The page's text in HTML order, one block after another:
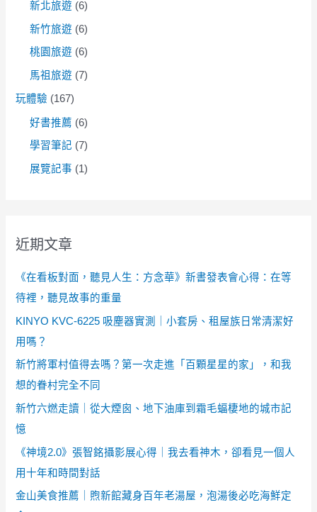
新北旅遊 (6)
新竹旅遊 (6)
桃園旅遊 (6)
馬祖旅遊 (7)
玩體驗 (167)
好書推薦 (6)
學習筆記 (7)
展覽記事 (1)
近期文章
《在看板對面，聽見人生：方念華》新書發表會心得：在等
待裡，聽見故事的重量
KINYO KVC-6225 吸塵器實測｜小套房、租屋族日常清潔好
用嗎？
新竹將軍村值得去嗎？第一次走進「百顆星星的家」，和我
想的眷村完全不同
新竹六燃走讀｜從大煙囪、地下油庫到霜毛蝠棲地的城市記
憶
《神境2.0》張智銘攝影展心得｜我去看神木，卻看見一個人
用十年和時間對話
金山美食推薦｜煦新館藏身百年老湯屋，泡湯後必吃海鮮定